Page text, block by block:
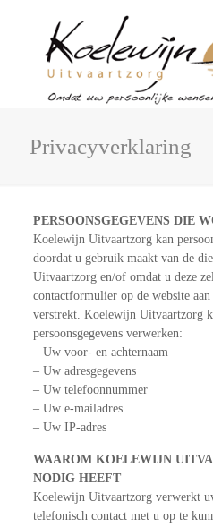
Privacyverklaring
PERSOONSGEGEVENS DIE
Koelewijn Uitvaartzorg kan
doordat u gebruik maakt van de
Uitvaartzorg en/of omdat u deze
contactformulier op de website
verstrekt. Koelewijn Uitvaartzorg
persoonsgegevens verwerken:
– Uw voor- en achternaam
– Uw adresgegevens
– Uw telefoonnummer
– Uw e-mailadres
– Uw IP-adres
WAAROM KOELEWIJN
NODIG HEEFT
Koelewijn Uitvaartzorg verwerkt
telefonisch contact met u op te